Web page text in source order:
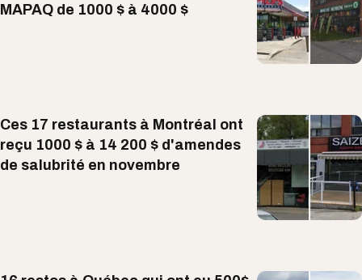
MAPAQ de 1000 $ à 4000 $
Ces 17 restaurants à Montréal ont
reçu 1000 $ à 14 200 $ d'amendes
de salubrité en novembre